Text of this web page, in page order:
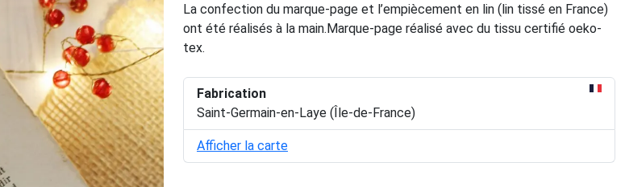
La confection du marque-page et l’empiècement en lin (lin tissé en France)
ont été réalisés à la main.Marque-page réalisé avec du tissu certifié oeko-
tex.
Fabrication
Saint-Germain-en-Laye (Île-de-France)
Afficher la carte